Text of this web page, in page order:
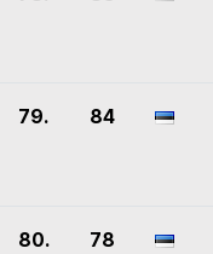
79. 84
80. 78